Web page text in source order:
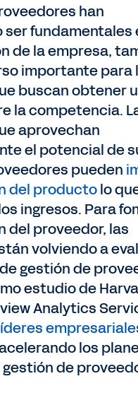
han
fundamentales
de la empresa,
importante para
buscan obtener
la competencia.
aprovechan
el potencial de
pueden
del productolo
ingresos. Para
del proveedor, las
volviendo a
gestión de
estudio de
Analytics
los
de